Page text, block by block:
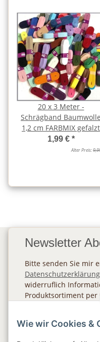
20 x 3 Meter -
Schrägband Baumwolle
1,2 cm FARBMIX gefalzt
1,99 € *
Alter Preis:
Newsletter
Bitte senden Sie mir
Datenschutzerklärung
widerruflich
Produktsortiment per
Wie wir Cookies &